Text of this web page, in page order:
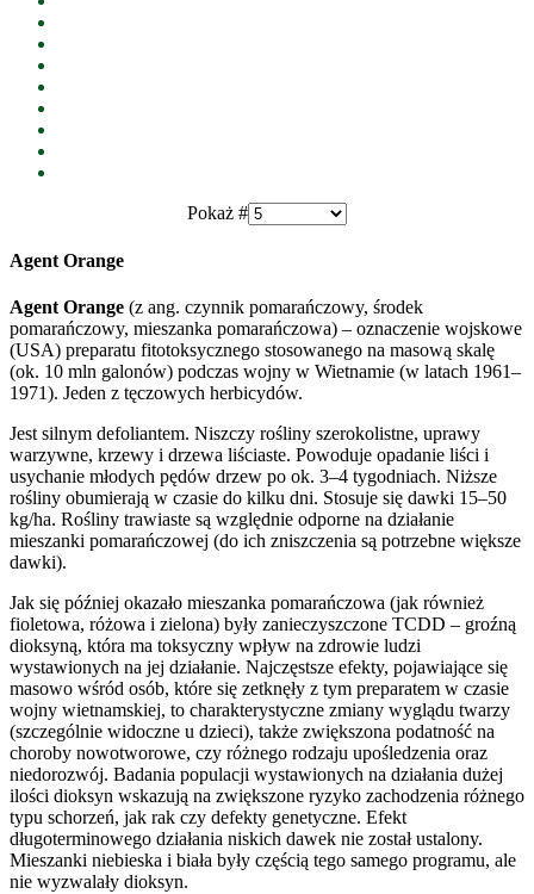
Pokaż #
Agent Orange
Agent Orange (z ang. czynnik pomarańczowy, środek
pomarańczowy, mieszanka pomarańczowa) – oznaczenie wojskowe
(USA) preparatu fitotoksycznego stosowanego na masową skalę
(ok. 10 mln galonów) podczas wojny w Wietnamie (w latach 1961–
1971). Jeden z tęczowych herbicydów.
Jest silnym defoliantem. Niszczy rośliny szerokolistne, uprawy
warzywne, krzewy i drzewa liściaste. Powoduje opadanie liści i
usychanie młodych pędów drzew po ok. 3–4 tygodniach. Niższe
rośliny obumierają w czasie do kilku dni. Stosuje się dawki 15–50
kg/ha. Rośliny trawiaste są względnie odporne na działanie
mieszanki pomarańczowej (do ich zniszczenia są potrzebne większe
dawki).
Jak się później okazało mieszanka pomarańczowa (jak również
fioletowa, różowa i zielona) były zanieczyszczone TCDD – groźną
dioksyną, która ma toksyczny wpływ na zdrowie ludzi
wystawionych na jej działanie. Najczęstsze efekty, pojawiające się
masowo wśród osób, które się zetknęły z tym preparatem w czasie
wojny wietnamskiej, to charakterystyczne zmiany wyglądu twarzy
(szczególnie widoczne u dzieci), także zwiększona podatność na
choroby nowotworowe, czy różnego rodzaju upośledzenia oraz
niedorozwój. Badania populacji wystawionych na działania dużej
ilości dioksyn wskazują na zwiększone ryzyko zachodzenia różnego
typu schorzeń, jak rak czy defekty genetyczne. Efekt
długoterminowego działania niskich dawek nie został ustalony.
Mieszanki niebieska i biała były częścią tego samego programu, ale
nie wyzwalały dioksyn.